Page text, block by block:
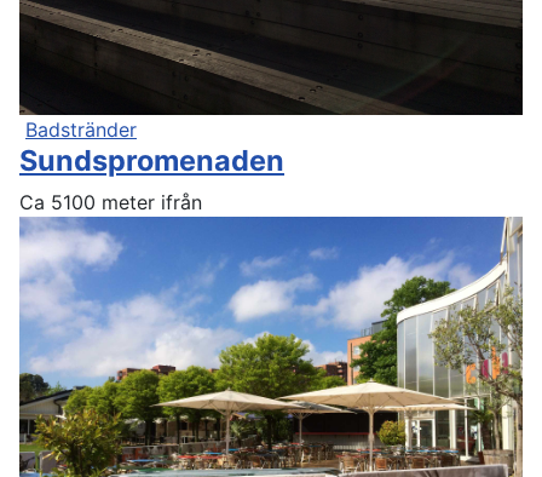
Badstränder
Sundspromenaden
Ca 5100 meter ifrån